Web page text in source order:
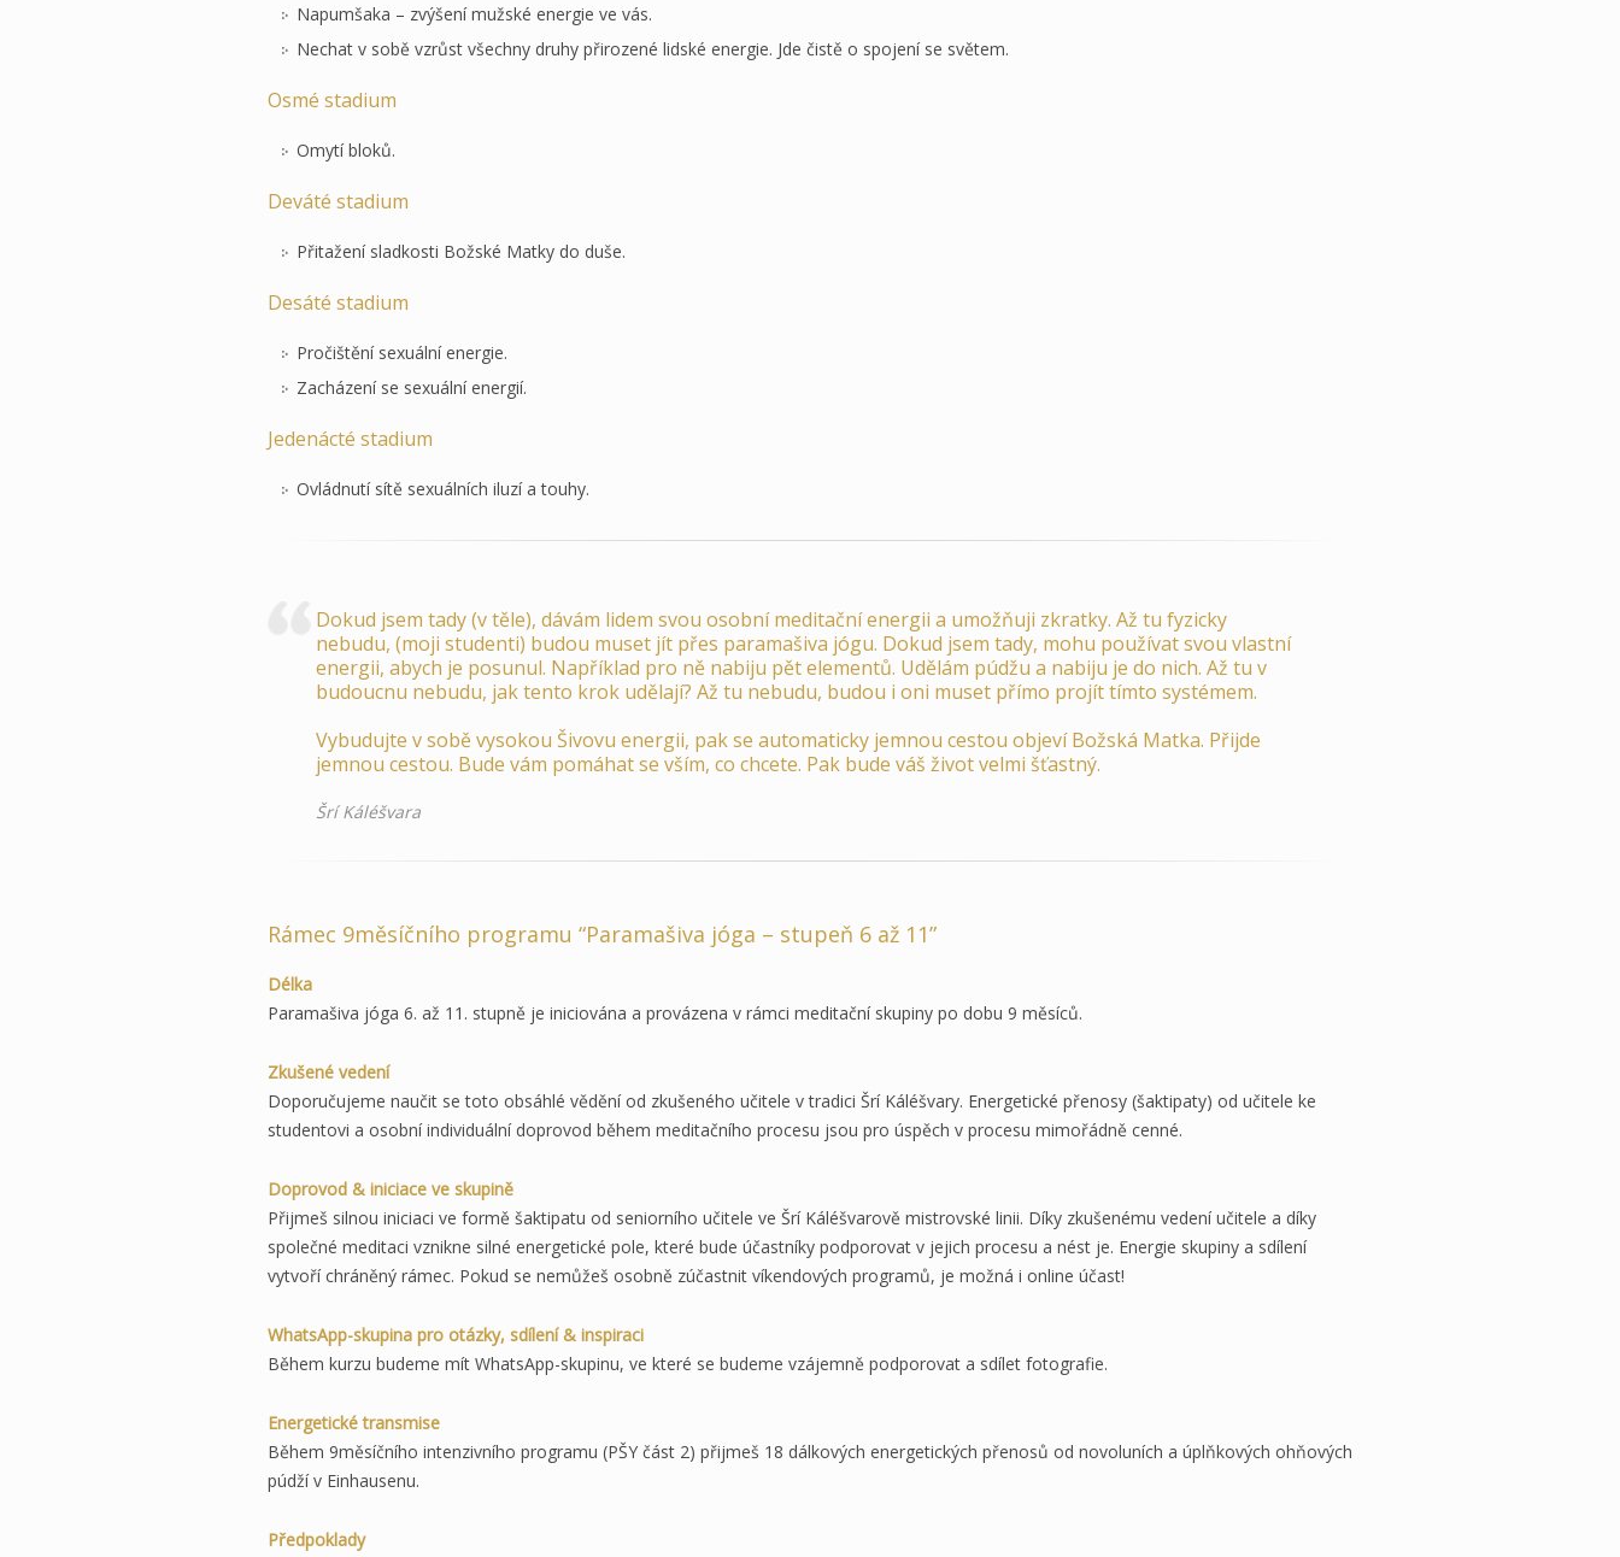
Napumšaka – zvýšení mužské energie ve vás.
Nechat v sobě vzrůst všechny druhy přirozené lidské energie. Jde čistě o spojení se světem.
Osmé stadium
Omytí bloků.
Deváté stadium
Přitažení sladkosti Božské Matky do duše.
Desáté stadium
Pročištění sexuální energie.
Zacházení se sexuální energií.
Jedenácté stadium
Ovládnutí sítě sexuálních iluzí a touhy.
Dokud jsem tady (v těle), dávám lidem svou osobní meditační energii a umožňuji zkratky. Až tu fyzicky
nebudu, (moji studenti) budou muset jít přes paramašiva jógu. Dokud jsem tady, mohu používat svou vlastní
energii, abych je posunul. Například pro ně nabiju pět elementů. Udělám púdžu a nabiju je do nich. Až tu v
budoucnu nebudu, jak tento krok udělají? Až tu nebudu, budou i oni muset přímo projít tímto systémem.
Vybudujte v sobě vysokou Šivovu energii, pak se automaticky jemnou cestou objeví Božská Matka. Přijde
jemnou cestou. Bude vám pomáhat se vším, co chcete. Pak bude váš život velmi šťastný.
Šrí Káléšvara
Rámec 9měsíčního programu “Paramašiva jóga – stupeň 6 až 11”
Délka
Paramašiva jóga 6. až 11. stupně je iniciována a provázena v rámci meditační skupiny po dobu 9 měsíců.
Zkušené vedení
Doporučujeme naučit se toto obsáhlé vědění od zkušeného učitele v tradici Šrí Káléšvary. Energetické přenosy (šaktipaty) od učitele ke
studentovi a osobní individuální doprovod během meditačního procesu jsou pro úspěch v procesu mimořádně cenné.
Doprovod & iniciace ve skupině
Přijmeš silnou iniciaci ve formě šaktipatu od seniorního učitele ve Šrí Káléšvarově mistrovské linii. Díky zkušenému vedení učitele a díky
společné meditaci vznikne silné energetické pole, které bude účastníky podporovat v jejich procesu a nést je. Energie skupiny a sdílení
vytvoří chráněný rámec. Pokud se nemůžeš osobně zúčastnit víkendových programů, je možná i online účast!
WhatsApp-skupina pro otázky, sdílení & inspiraci
Během kurzu budeme mít WhatsApp-skupinu, ve které se budeme vzájemně podporovat a sdílet fotografie.
Energetické transmise
Během 9měsíčního intenzivního programu (PŠY část 2) přijmeš 18 dálkových energetických přenosů od novoluních a úplňkových ohňových
púdží v Einhausenu.
Předpoklady